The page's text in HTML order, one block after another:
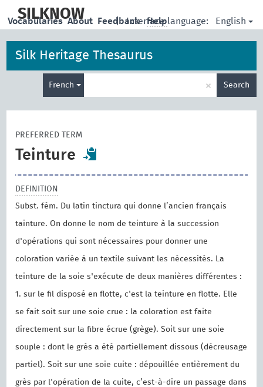
main
SILKNOW | Interface language: English
Vocabularies About Feedback Help
Silk Heritage Thesaurus
French × Search
PREFERRED TERM
Teinture
DEFINITION
Subst. fém. Du latin tinctura qui donne l’ancien français
tainture. On donne le nom de teinture à la succession
d'opérations qui sont nécessaires pour donner une
coloration variée à un textile suivant les nécessités. La
teinture de la soie s'exécute de deux manières différentes :
1. sur le fil disposé en flotte, c'est la teinture en flotte. Elle
se fait soit sur une soie crue : la coloration est faite
directement sur la fibre écrue (grège). Soit sur une soie
souple : dont le grès a été partiellement dissous (décreusage
partiel). Soit sur une soie cuite : dépouillée entièrement du
grès par l'opération de la cuite, c’est-à-dire un passage dans